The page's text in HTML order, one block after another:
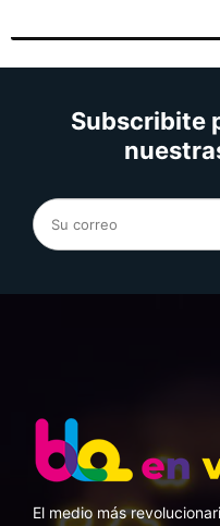
Subscribite
El medio más